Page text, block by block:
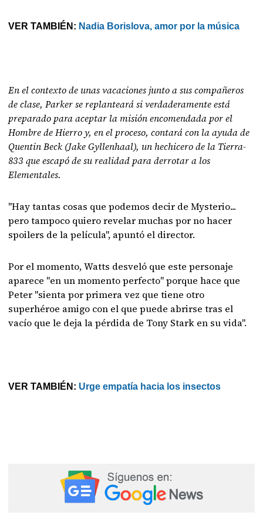
VER TAMBIÉN: Nadia Borislova, amor por la música
En el contexto de unas vacaciones junto a sus compañeros
de clase, Parker se replanteará si verdaderamente está
preparado para aceptar la misión encomendada por el
Hombre de Hierro y, en el proceso, contará con la ayuda de
Quentin Beck (Jake Gyllenhaal), un hechicero de la Tierra-
833 que escapó de su realidad para derrotar a los
Elementales.
"Hay tantas cosas que podemos decir de Mysterio...
pero tampoco quiero revelar muchas por no hacer
spoilers de la película", apuntó el director.
Por el momento, Watts desveló que este personaje
aparece "en un momento perfecto" porque hace que
Peter "sienta por primera vez que tiene otro
superhéroe amigo con el que puede abrirse tras el
vacío que le deja la pérdida de Tony Stark en su vida".
VER TAMBIÉN: Urge empatía hacia los insectos